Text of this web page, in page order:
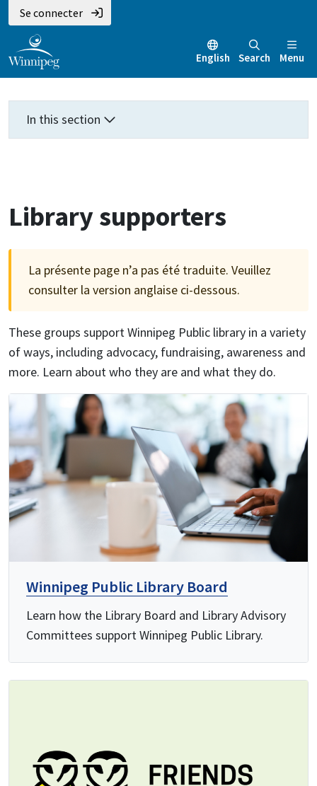
Aller
au
contenu
principal
Skip
to
main
menu
Skip
to
footer
Se connecter
English Search Menu
In this section
Library supporters
La présente page n’a pas été traduite. Veuillez
consulter la version anglaise ci-dessous.
These groups support Winnipeg Public library in a variety
of ways, including advocacy, fundraising, awareness and
more. Learn about who they are and what they do.
Winnipeg Public Library Board
Learn how the Library Board and Library Advisory
Committees support Winnipeg Public Library.